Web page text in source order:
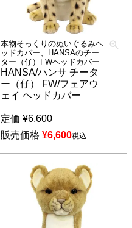
本物そっくりのぬいぐるみヘ
ッドカバー、HANSAのチー
ター（仔）FWヘッドカバー
HANSA/ハンサ チータ
ー（仔） FW/フェアウ
ェイ ヘッドカバー
定価 ¥6,600
販売価格 ¥6,600税込